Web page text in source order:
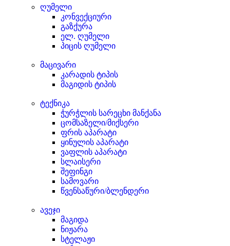
ღუმელი
კონვექციური
გაზქურა
ელ. ღუმელი
პიცის ღუმელი
მაცივარი
კარადის ტიპის
მაგიდის ტიპის
ტექნიკა
ჭურჭლის სარეცხი მანქანა
ცომსაზელი/მიქსერი
ფრის აპარატი
ყინულის აპარატი
ვაფლის აპარატი
სლაისერი
შეფინგი
სამოვარი
წვენსაწური/ბლენდერი
ავეჯი
მაგიდა
ნიჟარა
სტელაჟი